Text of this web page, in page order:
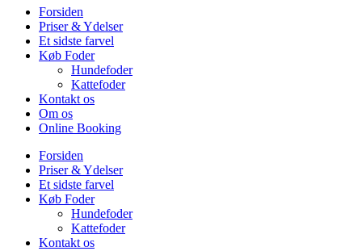
Forsiden
Priser & Ydelser
Et sidste farvel
Køb Foder
Hundefoder
Kattefoder
Kontakt os
Om os
Online Booking
Forsiden
Priser & Ydelser
Et sidste farvel
Køb Foder
Hundefoder
Kattefoder
Kontakt os